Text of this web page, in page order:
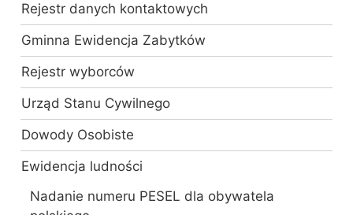
Rejestr danych kontaktowych
Gminna Ewidencja Zabytków
Rejestr wyborców
Urząd Stanu Cywilnego
Dowody Osobiste
Ewidencja ludności
Nadanie numeru PESEL dla obywatela